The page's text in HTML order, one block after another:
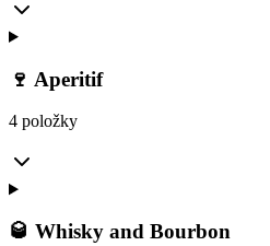
🍷 Aperitif
4 položky
🥃 Whisky and Bourbon